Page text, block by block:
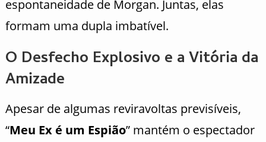
espontaneidade de Morgan. Juntas, elas
formam uma dupla imbatível.
O Desfecho Explosivo e a Vitória da
Amizade
Apesar de algumas reviravoltas previsíveis,
“Meu Ex é um Espião” mantém o espectador